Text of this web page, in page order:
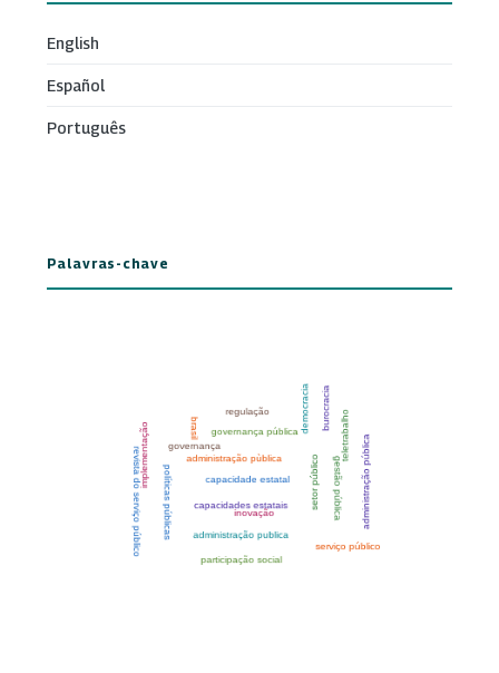
English
Español
Português
Palavras-chave